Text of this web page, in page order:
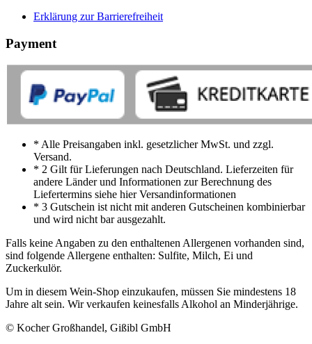
Erklärung zur Barrierefreiheit
Payment
* Alle Preisangaben inkl. gesetzlicher MwSt. und zzgl.
Versand.
* 2 Gilt für Lieferungen nach Deutschland. Lieferzeiten für
andere Länder und Informationen zur Berechnung des
Liefertermins siehe hier Versandinformationen
* 3 Gutschein ist nicht mit anderen Gutscheinen kombinierbar
und wird nicht bar ausgezahlt.
Falls keine Angaben zu den enthaltenen Allergenen vorhanden sind,
sind folgende Allergene enthalten: Sulfite, Milch, Ei und
Zuckerkulör.
Um in diesem Wein-Shop einzukaufen, müssen Sie mindestens 18
Jahre alt sein. Wir verkaufen keinesfalls Alkohol an Minderjährige.
© Kocher Großhandel, Gißibl GmbH